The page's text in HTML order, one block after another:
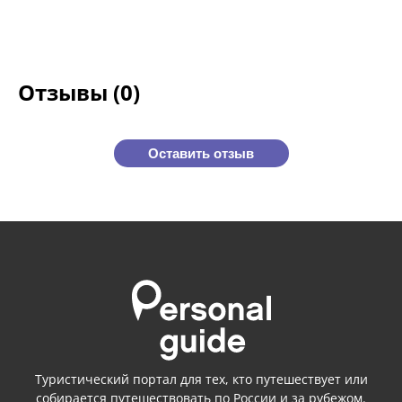
Отзывы (0)
Оставить отзыв
Туристический портал для тех, кто путешествует или
собирается путешествовать по России и за рубежом.